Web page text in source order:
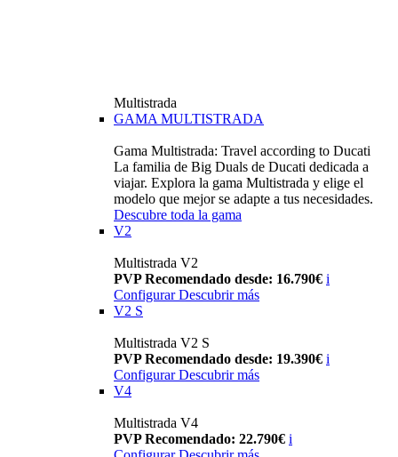
Multistrada
GAMA MULTISTRADA
Gama Multistrada: Travel according to Ducati
La familia de Big Duals de Ducati dedicada a
viajar. Explora la gama Multistrada y elige el
modelo que mejor se adapte a tus necesidades.
Descubre toda la gama
V2
Multistrada V2
PVP Recomendado desde: 16.790€ i
Configurar Descubrir más
V2 S
Multistrada V2 S
PVP Recomendado desde: 19.390€ i
Configurar Descubrir más
V4
Multistrada V4
PVP Recomendado: 22.790€ i